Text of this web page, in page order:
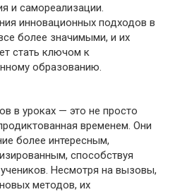
и самореализации.
инновационных подходов в
более значимыми, и их
стать ключом к
образованию.
в уроках — это не просто
временем. Они
более интересным,
способствуя
Несмотря на вызовы,
методов, их